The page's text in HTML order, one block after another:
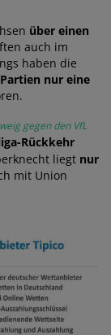
über einen
auch im
haben die
nur eine
gegen den VfL
Rückkehr
liegt nur
mit Union